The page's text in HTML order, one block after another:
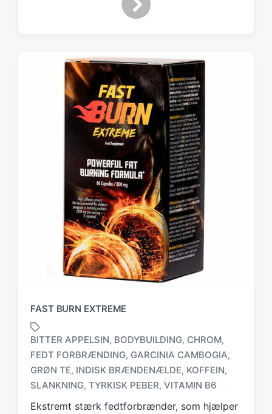
FAST BURN EXTREME
a
g
g
BITTER APPELSIN, BODYBUILDING, CHROM,
FEDT FORBRÆNDING, GARCINIA CAMBOGIA,
GRØN TE, INDISK BRÆNDENÆLDE, KOFFEIN,
SLANKNING, TYRKISK PEBER, VITAMIN B6
Ekstremt stærk fedtforbrænder, som hjælper